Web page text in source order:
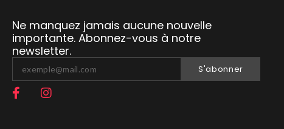
Ne manquez jamais aucune nouvelle
importante. Abonnez-vous à notre
newsletter.
S'abonner